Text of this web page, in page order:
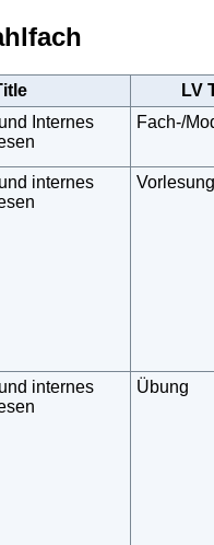
LV
Internes
Fach-/
internes
Vorlesung
internes
Übung